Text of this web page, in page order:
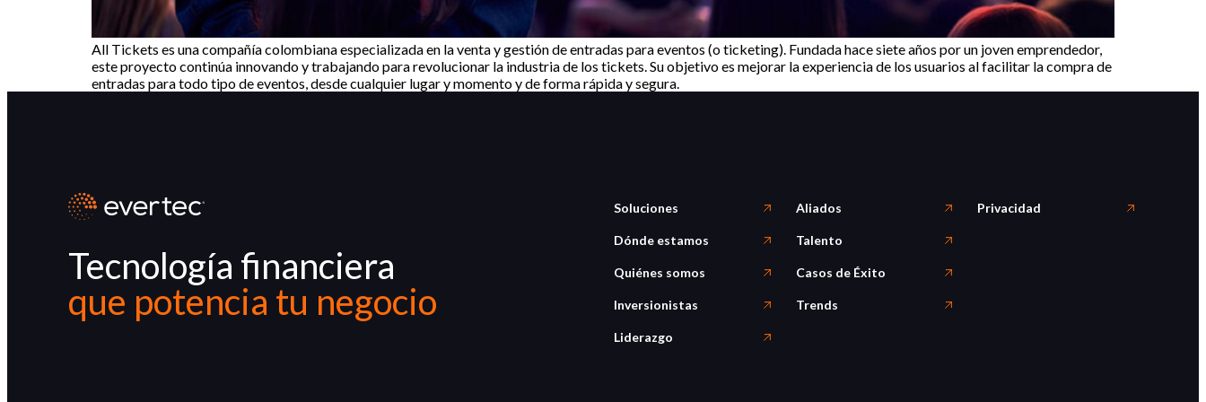
All Tickets es una compañía colombiana especializada en la venta y gestión de entradas para eventos (o ticketing). Fundada hace siete años por un joven emprendedor,
este proyecto continúa innovando y trabajando para revolucionar la industria de los tickets. Su objetivo es mejorar la experiencia de los usuarios al facilitar la compra de
entradas para todo tipo de eventos, desde cualquier lugar y momento y de forma rápida y segura.
Tecnología financiera
que potencia tu negocio
Soluciones
Dónde estamos
Quiénes somos
Inversionistas
Liderazgo
Aliados
Talento
Casos de Éxito
Trends
Privacidad